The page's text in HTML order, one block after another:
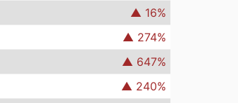
▲ 16%
▲ 274%
▲ 647%
▲ 240%